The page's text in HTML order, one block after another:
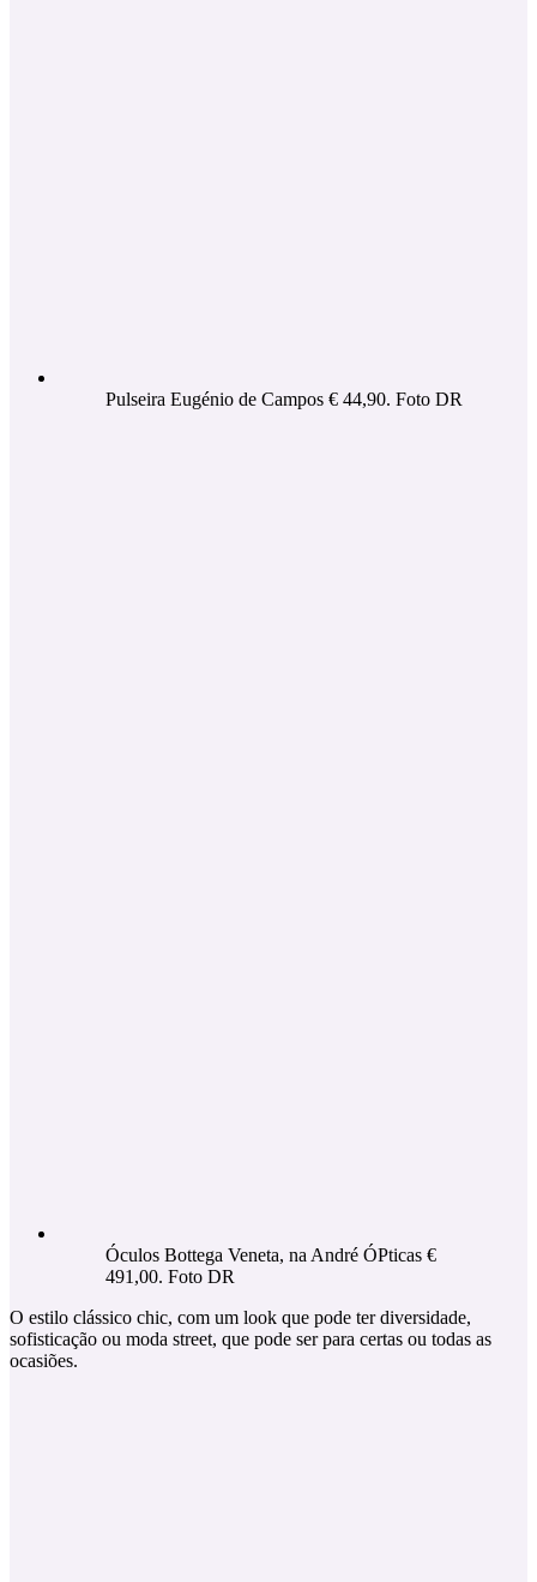
Pulseira Eugénio de Campos € 44,90. Foto DR
Óculos Bottega Veneta, na André ÓPticas €
491,00. Foto DR
O estilo clássico chic, com um look que pode ter diversidade,
sofisticação ou moda street, que pode ser para certas ou todas as
ocasiões.